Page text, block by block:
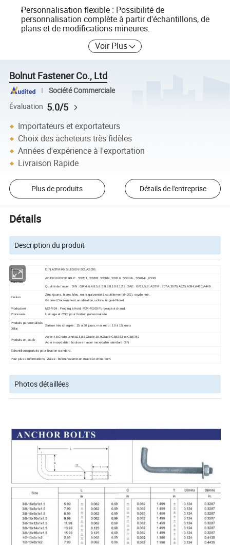
Personnalisation flexible : Possibilité de
personnalisation complète à partir d'échantillons, de
plans et de modifications mineures.
Voir Plus
Bolnut Fastener Co., Ltd
Société Commerciale
Évaluation 5.0/5
Importateurs et exportateurs
Choix des acheteurs très fidèles
Années d'expérience à l'exportation
Livraison Rapide
Plus de produits Détails de l'entreprise
Détails
Description du produit
Standard DIN,ASTM/ANSI JIS EN ISO,AS,GB
Matériau
ACIER INOXYDABLE : SS201, SS303, SS304, SS316, SS316L, SS904L, F593
Qualité de l'acier : DIN : GR.4.6,4.8,5.6,5.8,8.8,10.9,12.9; SAE : GR.2,5,8; ASTM : 307A,307B,A325,A394,A490,A449
Finition
Zinc (jaune, blanc, bleu, noir), galvanisé à sautillement (HDG), oxyde noir,
Geomet,Dacromment,anodisation,nickelé,zingué-Nickel
Production
Processus
M2-M24 : Froging à froid, M24-M100 Forgeage à chaud,
Usinage et CNC pour fixation personnalisée
Produits personnalisés
Délai
Saison très chargée : 15 à 30 jours, mer mou : 10 à 15 jours
Produits en stock
Acier:4.8Grade DIN6923,8.8Grade 10.9Grade GB5783 et GB5782
Acier inoxydable : boulon en acier inoxydable standard DIN
Échantillons gratuits pour fixation standard.
Pour plus d'informations, visitez : bolnutfastener.en.made-in-china.com.
Photos détaillées